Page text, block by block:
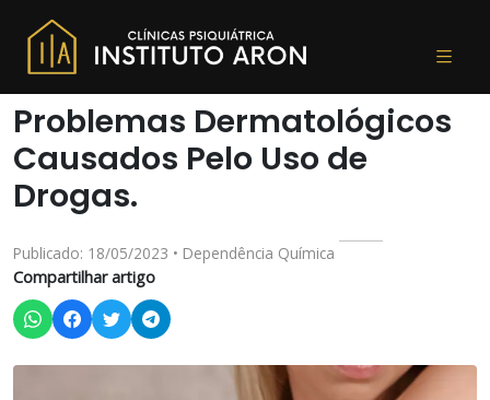
Problemas Dermatológicos
Causados Pelo Uso de
Drogas.
Publicado: 18/05/2023 • Dependência Química
Compartilhar artigo